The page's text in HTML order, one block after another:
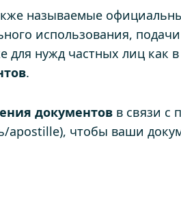
называемые
использования,
нужд частных лиц как
.
документов в связи с
apostille), чтобы ваши